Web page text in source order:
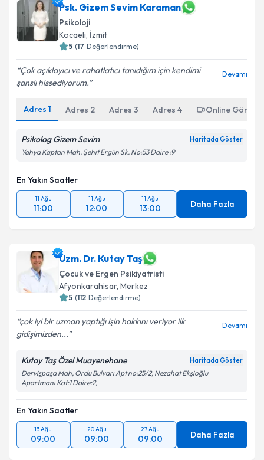
Psk. Gizem Sevim Karaman
Psikoloji
Kocaeli, İzmit
5 (17 Değerlendirme)
Çok açıklayıcı ve rahatlatıcı tanıdığım için kendimi
şanslı hissediyorum.
Devamı
Adres 1 Adres 2 Adres 3 Adres 4 Online
Psikolog Gizem Sevim Haritada Göster
Yahya Kaptan Mah. Şehit Ergün Sk. No:53 Daire :9
En Yakın Saatler
11 Ağu
11:00
11 Ağu
12:00
11 Ağu
13:00 Daha Fazla
Uzm. Dr. Kutay Taş
Çocuk ve Ergen Psikiyatristi
Afyonkarahisar, Merkez
5 (112 Değerlendirme)
çok iyi bir uzman yaptığı işin hakkını veriyor ilk
gidişimizden...
Devamı
Kutay Taş Özel Muayenehane Haritada Göster
Dervişpaşa Mah, Ordu Bulvarı Apt no:25/2, Nezahat Ekşioğlu
Apartmanı Kat:1 Daire:2,
En Yakın Saatler
13 Ağu
09:00
20 Ağu
09:00
27 Ağu
09:00 Daha Fazla